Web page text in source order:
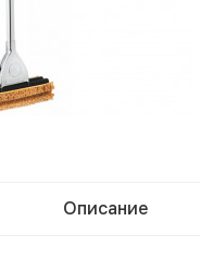
Описание